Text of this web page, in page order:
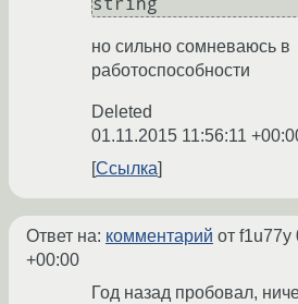
string
но сильно сомневаюсь в
работоспособности
Deleted
01.11.2015 11:56:11
Ссылка
Ответ на: комментарий от f1u77y
+00:00
Год назад пробовал,